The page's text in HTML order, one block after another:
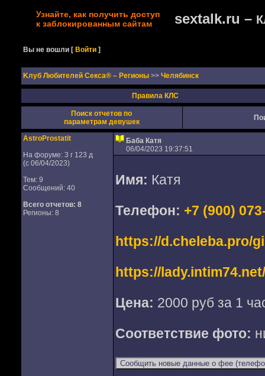
Узнайте, как получить доступ
к заблокированным сайтам
sextalk.ru –
Вы не вошли [Войти ]
Kлуб Любителей Секса® – Регионы >> Челябинск
Правила КЛС
Поиск отчетов по
параметрам девушек
AstroProstatit
На форуме: 3 г 123 д
(с 06/04/2023)
Тем: 9
Сообщений: 40
Всего отчетов: 8
Регионы: 8
Баба Катя
06/04/2023 19:37:51
Имя: Катя
Телефон: +7 (900)
https://d.cheleba.pro/
https://
Цена: 2000 руб за 1
Соответствие фото: